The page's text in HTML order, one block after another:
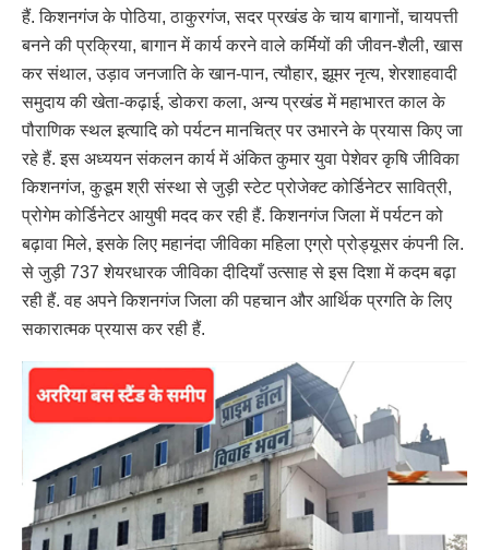
हैं. किशनगंज के पोठिया, ठाकुरगंज, सदर प्रखंड के चाय बागानों, चायपत्ती
बनने की प्रक्रिया, बागान में कार्य करने वाले कर्मियों की जीवन-शैली, खास
कर संथाल, उड़ाव जनजाति के खान-पान, त्यौहार, झूमर नृत्य, शेरशाहवादी
समुदाय की खेता-कढ़ाई, डोकरा कला, अन्य प्रखंड में महाभारत काल के
पौराणिक स्थल इत्यादि को पर्यटन मानचित्र पर उभारने के प्रयास किए जा
रहे हैं. इस अध्ययन संकलन कार्य में अंकित कुमार युवा पेशेवर कृषि जीविका
किशनगंज, कुडूम श्री संस्था से जुड़ी स्टेट प्रोजेक्ट कोर्डिनेटर सावित्री,
प्रोगेम कोर्डिनेटर आयुषी मदद कर रही हैं. किशनगंज जिला में पर्यटन को
बढ़ावा मिले, इसके लिए महानंदा जीविका महिला एग्रो प्रोड्यूसर कंपनी लि.
से जुड़ी 737 शेयरधारक जीविका दीदियाँ उत्साह से इस दिशा में कदम बढ़ा
रही हैं. वह अपने किशनगंज जिला की पहचान और आर्थिक प्रगति के लिए
सकारात्मक प्रयास कर रही हैं.